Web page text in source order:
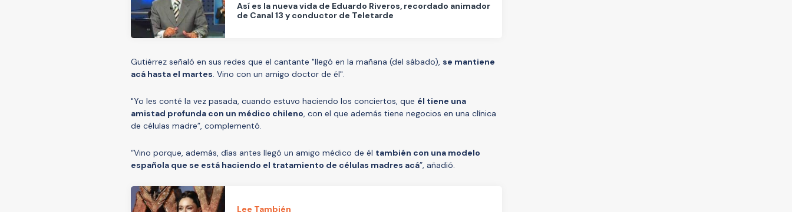
Así es la nueva vida de Eduardo Riveros, recordado animador
de Canal 13 y conductor de Teletarde
Gutiérrez señaló en sus redes que el cantante "llegó en la mañana (del sábado), se mantiene
acá hasta el martes. Vino con un amigo doctor de él".
"Yo les conté la vez pasada, cuando estuvo haciendo los conciertos, que él tiene una
amistad profunda con un médico chileno, con el que además tiene negocios en una clínica
de células madre”, complementó.
“Vino porque, además, días antes llegó un amigo médico de él también con una modelo
española que se está haciendo el tratamiento de células madres acá”, añadió.
Lee También